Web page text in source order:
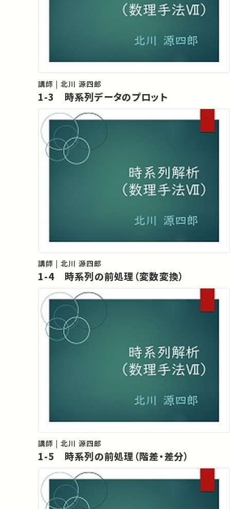
講師 | 北川 源四郎
1-3 時系列データのプロット
講師 | 北川 源四郎
1-4 時系列の前処理（変数変換）
講師 | 北川 源四郎
1-5 時系列の前処理（階差・差分）